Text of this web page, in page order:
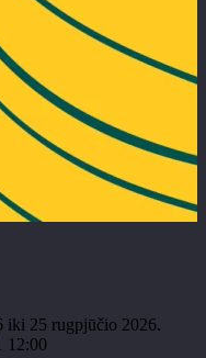
iki 25 rugpjūčio 2026.
12:00